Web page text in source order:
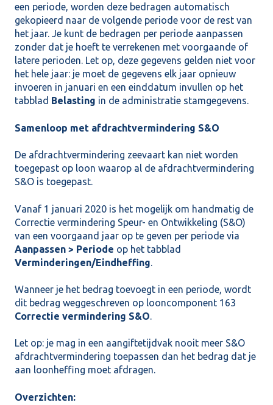
een periode, worden deze bedragen automatisch
gekopieerd naar de volgende periode voor de rest van
het jaar. Je kunt de bedragen per periode aanpassen
zonder dat je hoeft te verrekenen met voorgaande of
latere perioden. Let op, deze gegevens gelden niet voor
het hele jaar: je moet de gegevens elk jaar opnieuw
invoeren in januari en een einddatum invullen op het
tabblad Belasting in de administratie stamgegevens.
Samenloop met afdrachtvermindering S&O
De afdrachtvermindering zeevaart kan niet worden
toegepast op loon waarop al de afdrachtvermindering
S&O is toegepast.
Vanaf 1 januari 2020 is het mogelijk om handmatig de
Correctie vermindering Speur- en Ontwikkeling (S&O)
van een voorgaand jaar op te geven per periode via
Aanpassen > Periode op het tabblad
Verminderingen/Eindheffing.
Wanneer je het bedrag toevoegt in een periode, wordt
dit bedrag weggeschreven op looncomponent 163
Correctie vermindering S&O.
Let op: je mag in een aangiftetijdvak nooit meer S&O
afdrachtvermindering toepassen dan het bedrag dat je
aan loonheffing moet afdragen.
Overzichten: